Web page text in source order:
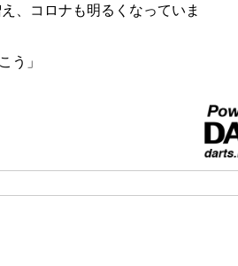
、コロナも明るくなっていま
う」